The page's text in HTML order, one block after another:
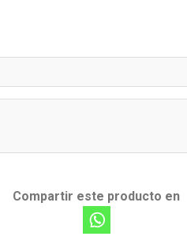
Compartir este producto en